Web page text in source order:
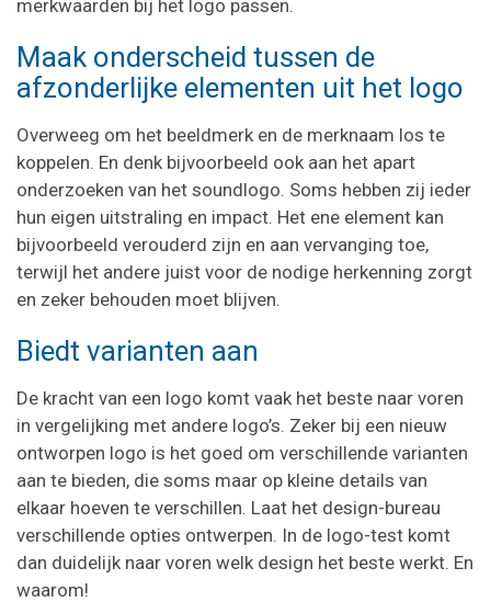
merkwaarden bij het logo passen.
Maak onderscheid tussen de
afzonderlijke elementen uit het logo
Overweeg om het beeldmerk en de merknaam los te
koppelen. En denk bijvoorbeeld ook aan het apart
onderzoeken van het soundlogo. Soms hebben zij ieder
hun eigen uitstraling en impact. Het ene element kan
bijvoorbeeld verouderd zijn en aan vervanging toe,
terwijl het andere juist voor de nodige herkenning zorgt
en zeker behouden moet blijven.
Biedt varianten aan
De kracht van een logo komt vaak het beste naar voren
in vergelijking met andere logo’s. Zeker bij een nieuw
ontworpen logo is het goed om verschillende varianten
aan te bieden, die soms maar op kleine details van
elkaar hoeven te verschillen. Laat het design-bureau
verschillende opties ontwerpen. In de logo-test komt
dan duidelijk naar voren welk design het beste werkt. En
waarom!